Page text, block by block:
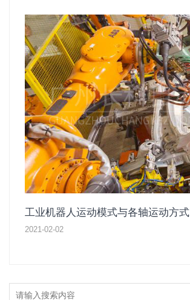
工业机器人运动模式与各轴运动方式
2021-02-02